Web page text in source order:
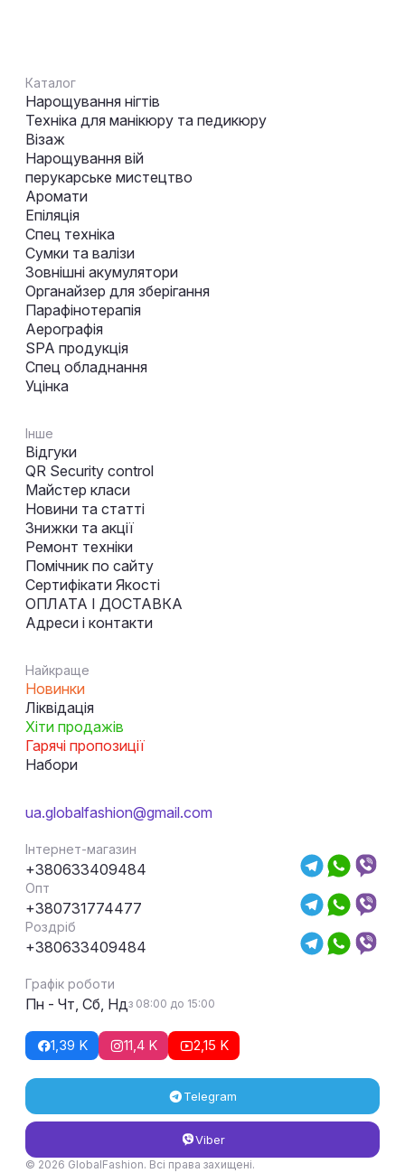
Каталог
Нарощування нігтів
Техніка для манікюру та педикюру
Візаж
Нарощування вій
перукарське мистецтво
Аромати
Епіляція
Спец техніка
Сумки та валізи
Зовнішні акумулятори
Органайзер для зберігання
Парафінотерапія
Аерографія
SPA продукція
Спец обладнання
Уцінка
Інше
Відгуки
QR Security control
Майстер класи
Новини та статті
Знижки та акції
Ремонт техніки
Помічник по сайту
Сертифікати Якості
ОПЛАТА І ДОСТАВКА
Адреси і контакти
Найкраще
Новинки
Ліквідація
Хіти продажів
Гарячі пропозиції
Набори
ua.globalfashion@gmail.com
Інтернет-магазин
+380633409484
Опт
+380731774477
Роздріб
+380633409484
Графік роботи
Пн - Чт, Сб, Ндз 08:00 до 15:00
1,39 K 11,4 K 2,15 K
Telegram
Viber
© 2026 GlobalFashion. Всі права захищені.